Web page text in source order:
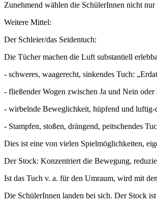
Zunehmend wählen die SchülerInnen nicht
Weitere Mittel:
Der Schleier/das Seidentuch:
Die Tücher machen die Luft substantiell
- schweres, waagerecht, sinkendes Tuch:
- fließender Wogen zwischen Ja und Nein
- wirbelnde Beweglichkeit, hüpfend und
- Stampfen, stoßen, drängend, peitschendes
Dies ist eine von vielen Spielmöglichkeiten,
Der Stock: Konzentriert die Bewegung,
Ist das Tuch v. a. für den Umraum, wird mit
Die SchülerInnen landen bei sich. Der Stock